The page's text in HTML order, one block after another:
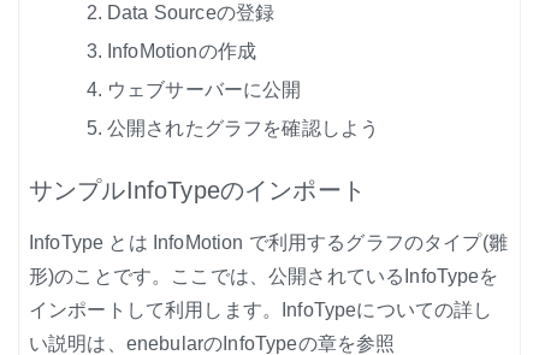
Data Sourceの登録
InfoMotionの作成
ウェブサーバーに公開
公開されたグラフを確認しよう
サンプルInfoTypeのインポート
InfoType とは InfoMotion で利用するグラフのタイプ(雛
形)のことです。ここでは、公開されているInfoTypeを
インポートして利用します。InfoTypeについての詳し
い説明は、enebularのInfoTypeの章を参照